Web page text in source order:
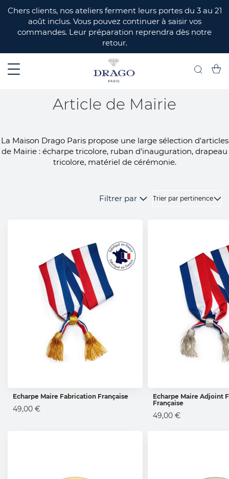
Chers clients, nos ateliers ferment leurs portes du 3 au 21
août inclus. Vous pouvez continuer à saisir vos
commandes. Leur préparation reprendra dès notre
retour.
Article de Mairie
La Maison Drago Paris propose une large sélection d'articles
de Mairie : écharpe tricolore, ruban d’inauguration, drapeau
tricolore, matériel de cérémonie.
Filtrer par
Echarpe Maire Fabrication Française
49,00 €
AJOUTER AU
Echarpe Maire Adjoint
Française
49,00 €